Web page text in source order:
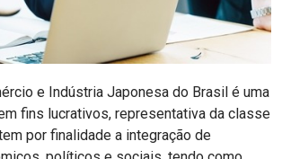
e Indústria Japonesa do Brasil é uma
fins lucrativos, representativa da classe
por finalidade a integração de